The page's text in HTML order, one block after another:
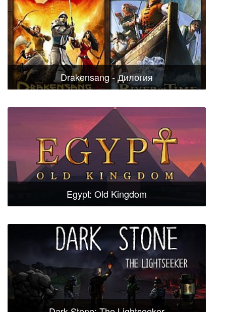
Drakensang - Дилогия
Egypt: Old Kingdom